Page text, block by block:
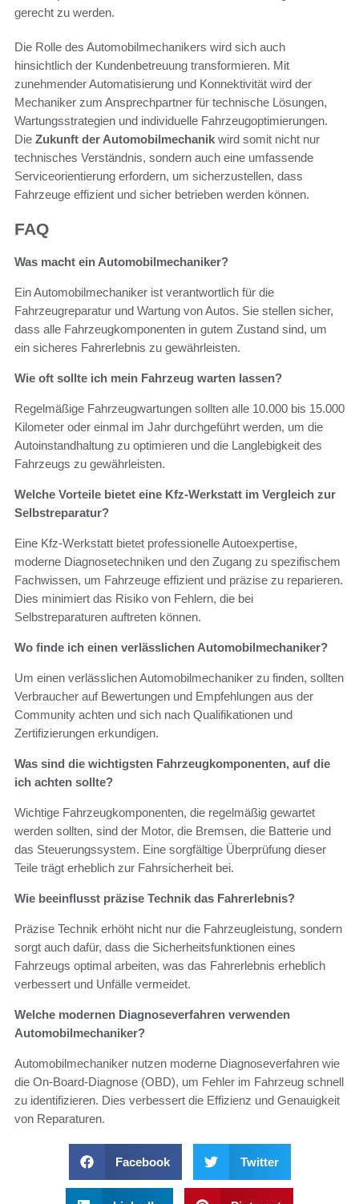
gerecht zu werden.
Die Rolle des Automobilmechanikers wird sich auch
hinsichtlich der Kundenbetreuung transformieren. Mit
zunehmender Automatisierung und Konnektivität wird der
Mechaniker zum Ansprechpartner für technische Lösungen,
Wartungsstrategien und individuelle Fahrzeugoptimierungen.
Die Zukunft der Automobilmechanik wird somit nicht nur
technisches Verständnis, sondern auch eine umfassende
Serviceorientierung erfordern, um sicherzustellen, dass
Fahrzeuge effizient und sicher betrieben werden können.
FAQ
Was macht ein Automobilmechaniker?
Ein Automobilmechaniker ist verantwortlich für die
Fahrzeugreparatur und Wartung von Autos. Sie stellen sicher,
dass alle Fahrzeugkomponenten in gutem Zustand sind, um
ein sicheres Fahrerlebnis zu gewährleisten.
Wie oft sollte ich mein Fahrzeug warten lassen?
Regelmäßige Fahrzeugwartungen sollten alle 10.000 bis 15.000
Kilometer oder einmal im Jahr durchgeführt werden, um die
Autoinstandhaltung zu optimieren und die Langlebigkeit des
Fahrzeugs zu gewährleisten.
Welche Vorteile bietet eine Kfz-Werkstatt im Vergleich zur
Selbstreparatur?
Eine Kfz-Werkstatt bietet professionelle Autoexpertise,
moderne Diagnosetechniken und den Zugang zu spezifischem
Fachwissen, um Fahrzeuge effizient und präzise zu reparieren.
Dies minimiert das Risiko von Fehlern, die bei
Selbstreparaturen auftreten können.
Wo finde ich einen verlässlichen Automobilmechaniker?
Um einen verlässlichen Automobilmechaniker zu finden, sollten
Verbraucher auf Bewertungen und Empfehlungen aus der
Community achten und sich nach Qualifikationen und
Zertifizierungen erkundigen.
Was sind die wichtigsten Fahrzeugkomponenten, auf die
ich achten sollte?
Wichtige Fahrzeugkomponenten, die regelmäßig gewartet
werden sollten, sind der Motor, die Bremsen, die Batterie und
das Steuerungssystem. Eine sorgfältige Überprüfung dieser
Teile trägt erheblich zur Fahrsicherheit bei.
Wie beeinflusst präzise Technik das Fahrerlebnis?
Präzise Technik erhöht nicht nur die Fahrzeugleistung, sondern
sorgt auch dafür, dass die Sicherheitsfunktionen eines
Fahrzeugs optimal arbeiten, was das Fahrerlebnis erheblich
verbessert und Unfälle vermeidet.
Welche modernen Diagnoseverfahren verwenden
Automobilmechaniker?
Automobilmechaniker nutzen moderne Diagnoseverfahren wie
die On-Board-Diagnose (OBD), um Fehler im Fahrzeug schnell
zu identifizieren. Dies verbessert die Effizienz und Genauigkeit
von Reparaturen.
Facebook Twitter